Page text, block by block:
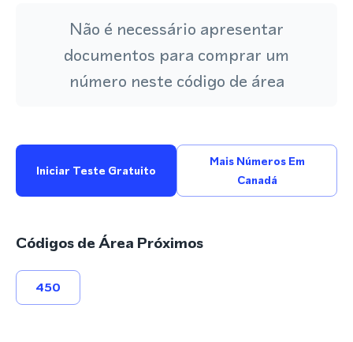
Não é necessário apresentar
documentos para comprar um
número neste código de área
Iniciar Teste Gratuito
Mais Números Em
Canadá
Códigos de Área Próximos
450